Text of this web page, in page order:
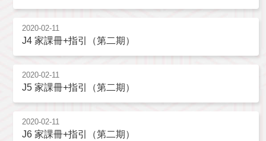
2020-02-11
J4 家課冊+指引（第二期）
2020-02-11
J5 家課冊+指引（第二期）
2020-02-11
J6 家課冊+指引（第二期）